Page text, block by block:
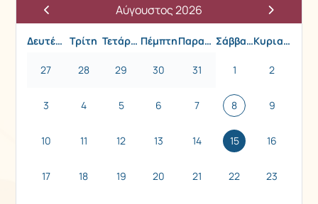
Αύγουστος 2026
Δευτέρα Τρίτη Τετάρτη Πέμπτη Παρασκευή Σάββατο Κυριακή
27 28 29 30 31 1 2
3 4 5 6 7 8 9
10 11 12 13 14 15 16
17 18 19 20 21 22 23